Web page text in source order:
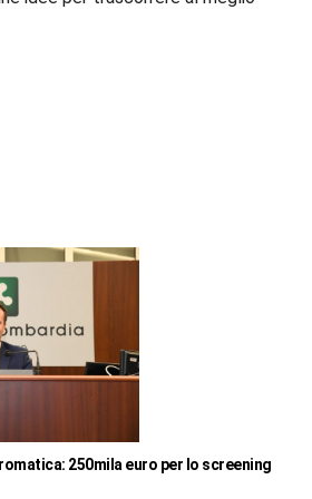
250mila euro per lo screening